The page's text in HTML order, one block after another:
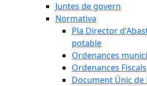
Juntes de govern
Normativa
Pla Director
potable
Ordenances
Ordenances Fiscals
Document Únic de